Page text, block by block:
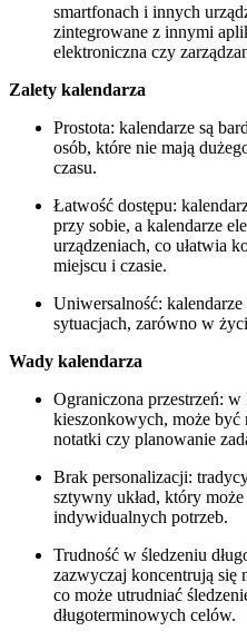
smartfonach i innych
zintegrowane z innymi
elektroniczna czy
Zalety kalendarza
Prostota: kalendarze są
osób, które nie mają
czasu.
Łatwość dostępu:
przy sobie, a kalendarze
urządzeniach, co ułatwia
miejscu i czasie.
Uniwersalność:
sytuacjach, zarówno w
Wady kalendarza
Ograniczona przestrzeń: w
kieszonkowych, może być
notatki czy planowanie
Brak personalizacji:
sztywny układ, który
indywidualnych potrzeb.
Trudność w śledzeniu
zazwyczaj koncentrują się
co może utrudniać
długoterminowych celów.